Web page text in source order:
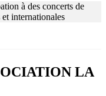
à des concerts de
internationales
LA